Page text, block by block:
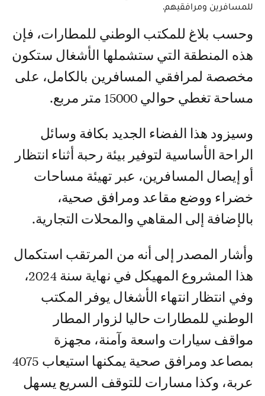
للمسافرين ومرافقيهم.
وحسب بلاغ للمكتب الوطني للمطارات، فإن
هذه المنطقة التي ستشملها الأشغال ستكون
مخصصة لمرافقي المسافرين بالكامل، على
مساحة تغطي حوالي 15000 متر مربع.
وسيزود هذا الفضاء الجديد بكافة وسائل
الراحة الأساسية لتوفير بيئة رحبة أثناء انتظار
أو إيصال المسافرين، عبر تهيئة مساحات
خضراء ووضع مقاعد ومرافق صحية،
بالإضافة إلى المقاهي والمحلات التجارية.
وأشار المصدر إلى أنه من المرتقب استكمال
هذا المشروع المهيكل في نهاية سنة 2024،
وفي انتظار انتهاء الأشغال يوفر المكتب
الوطني للمطارات حاليا لزوار المطار
مواقف سيارات واسعة وآمنة، مجهزة
بمصاعد ومرافق صحية يمكنها استيعاب 4075
عربة، وكذا مسارات للتوقف السريع يسهل